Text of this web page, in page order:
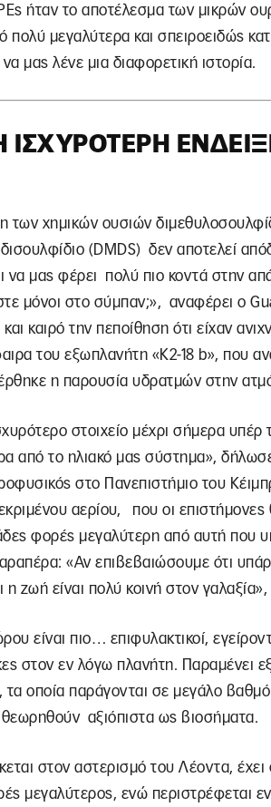
ήταν το αποτέλεσμα των μικρών
πολύ μεγαλύτερα και σπειροειδώς
μας λένε μια διαφορετική ιστορία.
ΙΣΧΥΡΌΤΕΡΗ
των χημικών ουσιών
(DMDS) δεν αποτελεί
να μας φέρει πολύ πιο κοντά στην
μόνοι στο σύμπαν;», αναφέρει ο
καιρό την πεποίθηση ότι είχαν
του εξωπλανήτη «K2-18 b», που
η παρουσία υδρατμών στην
στοιχείο μέχρι σήμερα υπέρ
από το ηλιακό μας σύστημα»,
στο Πανεπιστήμιο του
αερίου, που οι επιστήμονες
φορές μεγαλύτερη από αυτή που
«Αν επιβεβαιώσουμε ότι
ζωή είναι πολύ κοινή στον γαλαξία»,
είναι πιο… επιφυλακτικοί,
στον εν λόγω πλανήτη. Παραμένει
οποία παράγονται σε μεγάλο
αξιόπιστα ως βιοσήματα.
στον αστερισμό του Λέοντα,
μεγαλύτερος, ενώ περιστρέφεται